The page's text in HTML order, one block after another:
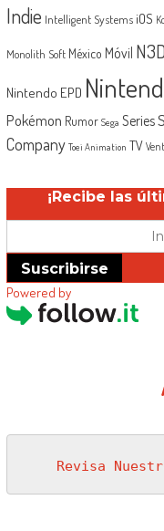
Indie Intelligent Systems iOS
Monolith Soft México Móvil
Nintendo EPD
Pokémon Rumor Sega Series
Company Toei Animation TV
¡Recibe las
Suscribirse
Powered by
Revisa